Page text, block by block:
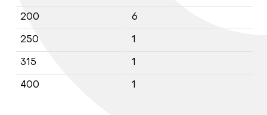
200
6
250
1
315
1
400
1